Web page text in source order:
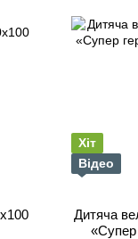
Хіт
Відео
Дитяча
«Супер